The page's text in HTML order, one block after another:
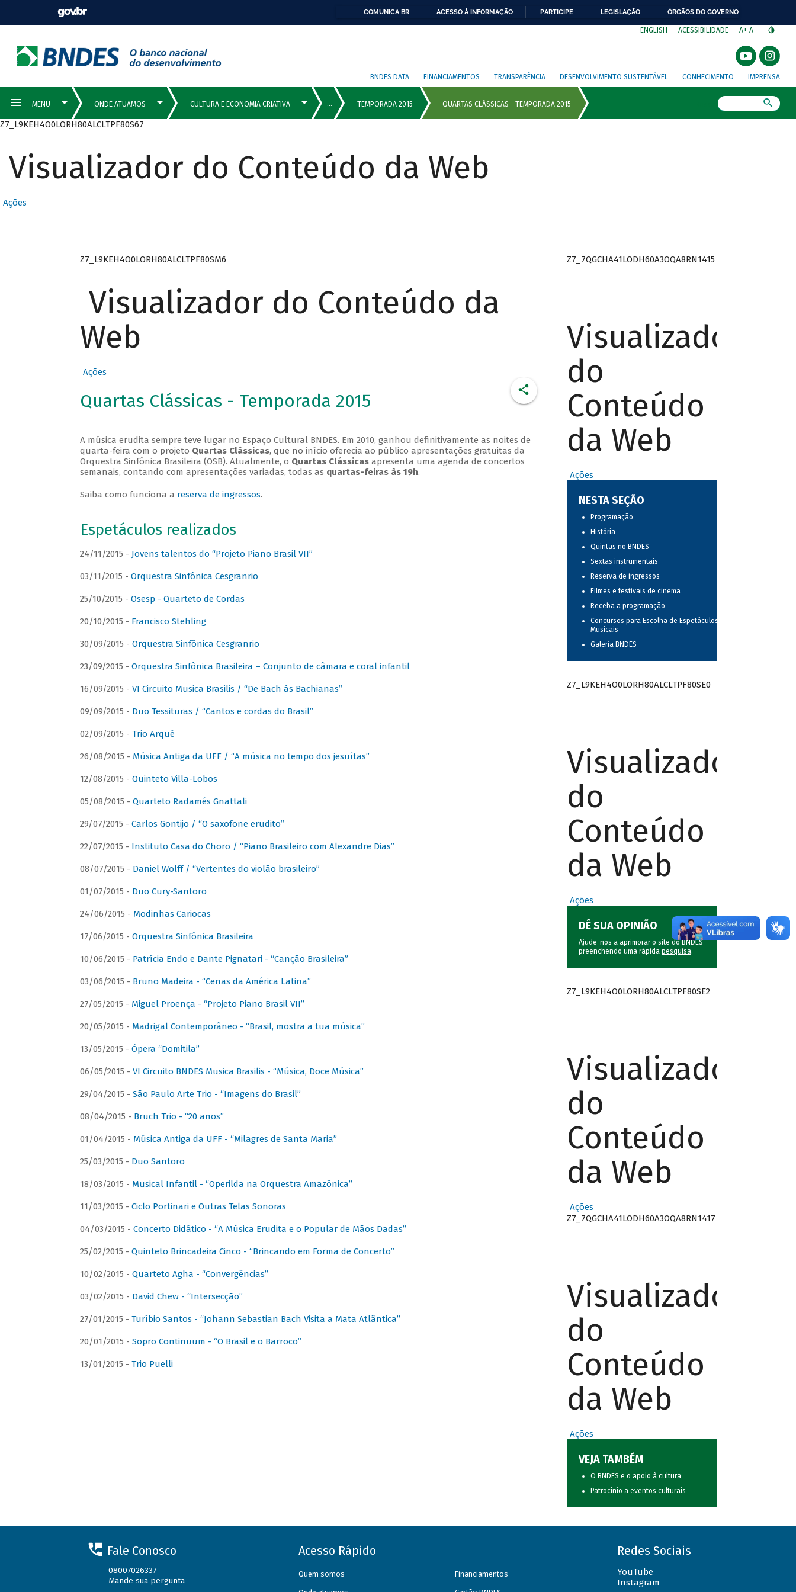
COMUNICA BR ACESSO À INFORMAÇÃO PARTICIPE LEGISLAÇÃO ÓRGÃOS DO GOVERNO
ENGLISH ACESSIBILIDADE A+ A-
BNDES DATA FINANCIAMENTOS TRANSPARÊNCIA DESENVOLVIMENTO SUSTENTÁVEL CONHECIMENTO IMPRENSA
Z7_L9KEH4O0LORH80ALCLTPF80S67
Visualizador do Conteúdo da Web
Ações
Z7_L9KEH4O0LORH80ALCLTPF80SM6
Visualizador do Conteúdo da
Web
Ações
Quartas Clássicas - Temporada 2015
A música erudita sempre teve lugar no Espaço Cultural BNDES. Em 2010, ganhou definitivamente as noites de
quarta-feira com o projeto Quartas Clássicas, que no início oferecia ao público apresentações gratuitas da
Orquestra Sinfônica Brasileira (OSB). Atualmente, o Quartas Clássicasapresenta uma agenda de concertos
semanais, contando com apresentações variadas, todas as quartas-feiras às 19h.
Saiba como funciona a reserva de ingressos.
Espetáculos realizados
24/11/2015 - Jovens talentos do “Projeto Piano Brasil VII”
03/11/2015 - Orquestra Sinfônica Cesgranrio
25/10/2015 - Osesp - Quarteto de Cordas
20/10/2015 - Francisco Stehling
30/09/2015 - Orquestra Sinfônica Cesgranrio
23/09/2015 - Orquestra Sinfônica Brasileira – Conjunto de câmara e coral infantil
16/09/2015 - VI Circuito Musica Brasilis / “De Bach às Bachianas”
09/09/2015 - Duo Tessituras / “Cantos e cordas do Brasil”
02/09/2015 - Trio Arqué
26/08/2015 - Música Antiga da UFF / “A música no tempo dos jesuítas”
12/08/2015 - Quinteto Villa-Lobos
05/08/2015 - Quarteto Radamés Gnattali
29/07/2015 - Carlos Gontijo / “O saxofone erudito”
22/07/2015 - Instituto Casa do Choro / “Piano Brasileiro com Alexandre Dias”
08/07/2015 - Daniel Wolff / “Vertentes do violão brasileiro”
01/07/2015 - Duo Cury-Santoro
24/06/2015 - Modinhas Cariocas
17/06/2015 - Orquestra Sinfônica Brasileira
10/06/2015 - Patrícia Endo e Dante Pignatari - “Canção Brasileira”
03/06/2015 - Bruno Madeira - “Cenas da América Latina”
27/05/2015 - Miguel Proença - “Projeto Piano Brasil VII”
20/05/2015 - Madrigal Contemporâneo - “Brasil, mostra a tua música”
13/05/2015 - Ópera “Domitila”
06/05/2015 - VI Circuito BNDES Musica Brasilis - “Música, Doce Música”
29/04/2015 - São Paulo Arte Trio - “Imagens do Brasil”
08/04/2015 - Bruch Trio - “20 anos”
01/04/2015 - Música Antiga da UFF - “Milagres de Santa Maria”
25/03/2015 - Duo Santoro
18/03/2015 - Musical Infantil - “Operilda na Orquestra Amazônica”
11/03/2015 - Ciclo Portinari e Outras Telas Sonoras
04/03/2015 - Concerto Didático - “A Música Erudita e o Popular de Mãos Dadas”
25/02/2015 - Quinteto Brincadeira Cinco - “Brincando em Forma de Concerto”
10/02/2015 - Quarteto Agha - “Convergências”
03/02/2015 - David Chew - “Intersecção”
27/01/2015 - Turíbio Santos - “Johann Sebastian Bach Visita a Mata Atlântica”
20/01/2015 - Sopro Continuum - “O Brasil e o Barroco”
13/01/2015 - Trio Puelli
Z7_7QGCHA41LODH60A3OQA8RN1415
Visualizador
do
Conteúdo
da Web
Ações
NESTA SEÇÃO
Programação
História
Quintas no BNDES
Sextas instrumentais
Reserva de ingressos
Filmes e festivais de cinema
Receba a programação
Concursos para Escolha de Espetáculos
Musicais
Galeria BNDES
Z7_L9KEH4O0LORH80ALCLTPF80SE0
Visualizador
do
Conteúdo
da Web
Ações
DÊ SUA OPINIÃO
Ajude-nos a aprimorar o site do BNDES
preenchendo uma rápida pesquisa.
Z7_L9KEH4O0LORH80ALCLTPF80SE2
Visualizador
do
Conteúdo
da Web
Ações
Z7_7QGCHA41LODH60A3OQA8RN1417
Visualizador
do
Conteúdo
da Web
Ações
VEJA TAMBÉM
O BNDES e o apoio à cultura
Patrocínio a eventos culturais
Fale Conosco
08007026337
Mande sua pergunta
Acesso Rápido
Quem somos Financiamentos
Redes Sociais
YouTube
Instagram